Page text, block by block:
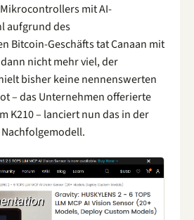
mit AI-
aufgrund des
Bitcoin-Geschäfts tat Canaan mit
nicht mehr viel, der
bisher keine nennenswerten
– das Unternehmen offerierte
K210 – lanciert nun das in der